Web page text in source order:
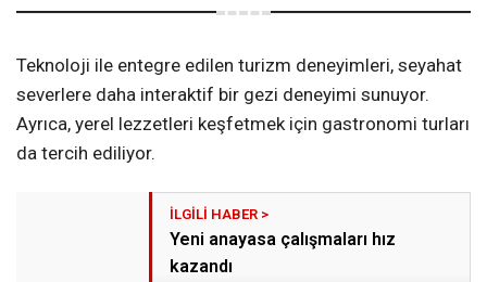
Teknoloji ile entegre edilen turizm deneyimleri, seyahat
severlere daha interaktif bir gezi deneyimi sunuyor.
Ayrıca, yerel lezzetleri keşfetmek için gastronomi turları
da tercih ediliyor.
Yeni anayasa çalışmaları hız
kazandı